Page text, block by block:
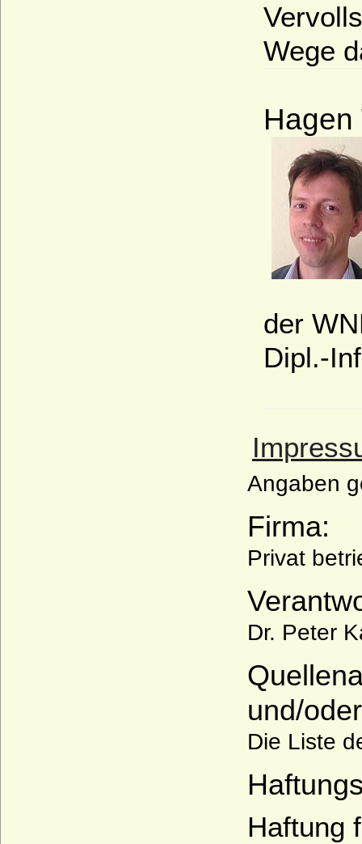
Wege
Hagen
der
Dipl.-
Angaben
Firma:
Privat
Dr. Peter
und/
Die Liste
Haftung